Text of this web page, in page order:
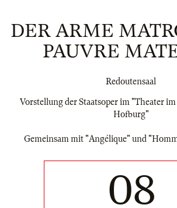
DER ARME
PAUVRE
Redoutensaal
Vorstellung der Staatsoper im "Theater
Hofburg"
Gemeinsam mit "Angélique" und
08